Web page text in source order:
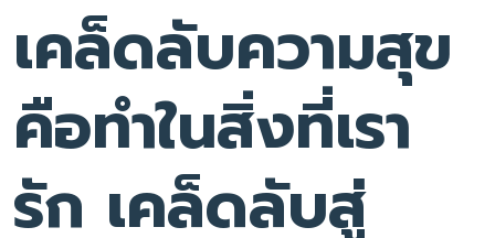
เคล็ดลับความสุข
คือทำในสิ่งที่เรา
รัก เคล็ดลับสู่